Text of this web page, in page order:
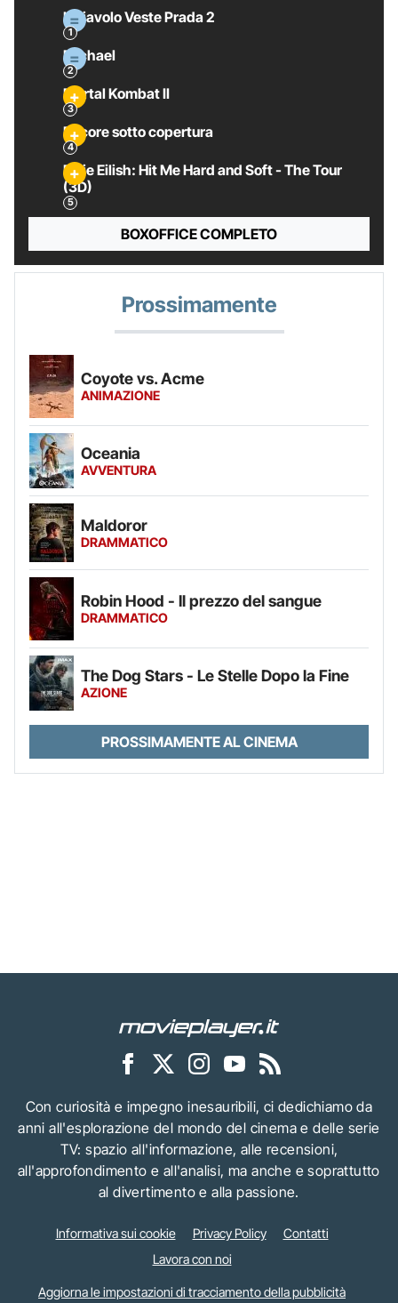
Il Diavolo Veste Prada 2
Michael
Mortal Kombat II
Pecore sotto copertura
Billie Eilish: Hit Me Hard and Soft - The Tour
(3D)
BOXOFFICE COMPLETO
Prossimamente
Coyote vs. Acme
ANIMAZIONE
Oceania
AVVENTURA
Maldoror
DRAMMATICO
Robin Hood - Il prezzo del sangue
DRAMMATICO
The Dog Stars - Le Stelle Dopo la Fine
AZIONE
PROSSIMAMENTE AL CINEMA
Con curiosità e impegno inesauribili, ci dedichiamo da
anni all'esplorazione del mondo del cinema e delle serie
TV: spazio all'informazione, alle recensioni,
all'approfondimento e all'analisi, ma anche e soprattutto
al divertimento e alla passione.
Informativa sui cookie Privacy Policy
Contatti
Lavora con noi
Aggiorna le impostazioni di tracciamento della pubblicità